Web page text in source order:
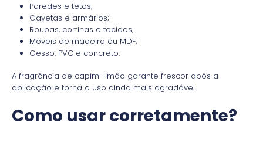
Paredes e tetos;
Gavetas e armários;
Roupas, cortinas e tecidos;
Móveis de madeira ou MDF;
Gesso, PVC e concreto.
A fragrância de capim-limão garante frescor após a
aplicação e torna o uso ainda mais agradável.
Como usar corretamente?